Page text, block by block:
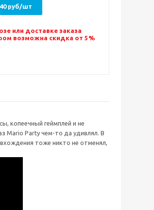
руб/шт
или доставке заказа
возможна скидка от 5%
копеечный геймплей и не
Mario Party чем-то да удивлял. В
тоже никто не отменял,